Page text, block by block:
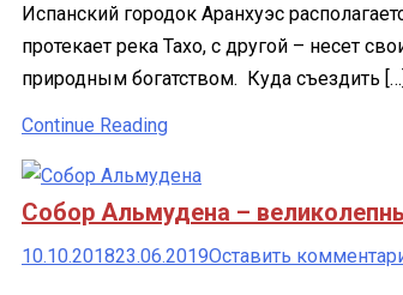
в
место
в
Испанский городок Аранхуэс
протекает река Тахо, с другой – несет
природным богатством. Куда съездить […]
Continue Reading
Собор Альмудена –
10.10.201823.06.2019Оставить